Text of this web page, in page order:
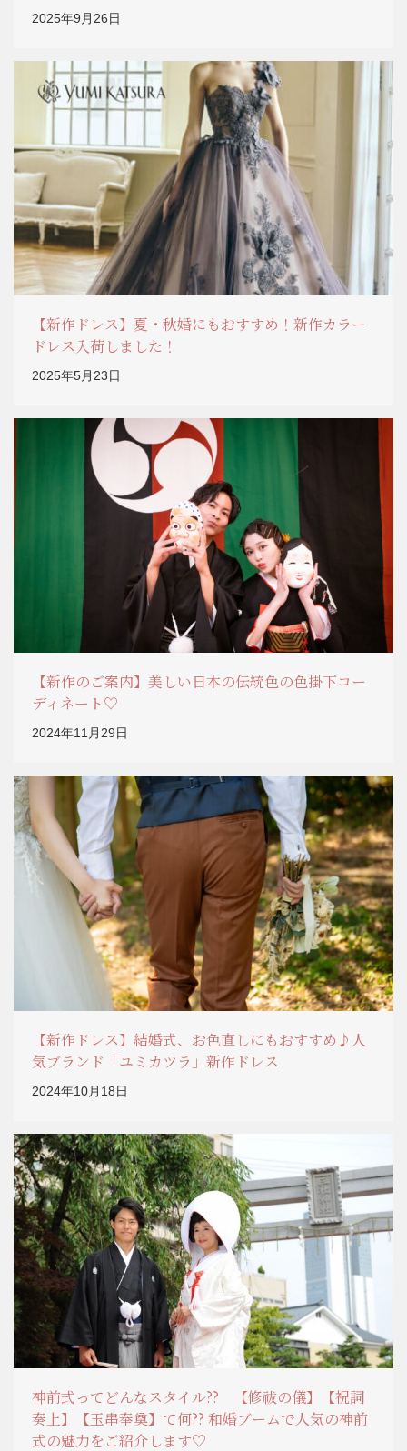
2025年9月26日
【新作ドレス】夏・秋婚にもおすすめ！新作カラー
ドレス入荷しました！
2025年5月23日
【新作のご案内】美しい日本の伝統色の色掛下コー
ディネート♡
2024年11月29日
【新作ドレス】結婚式、お色直しにもおすすめ♪人
気ブランド「ユミカツラ」新作ドレス
2024年10月18日
神前式ってどんなスタイル?? 【修祓の儀】【祝詞
奏上】【玉串奉奠】て何?? 和婚ブームで人気の神前
式の魅力をご紹介します♡